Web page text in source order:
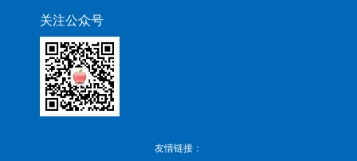
关注公众号
友情链接：